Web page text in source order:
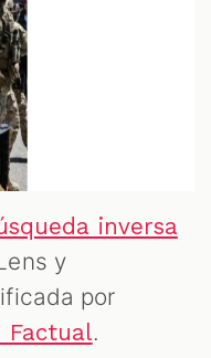
inversa
y
por
Factual.